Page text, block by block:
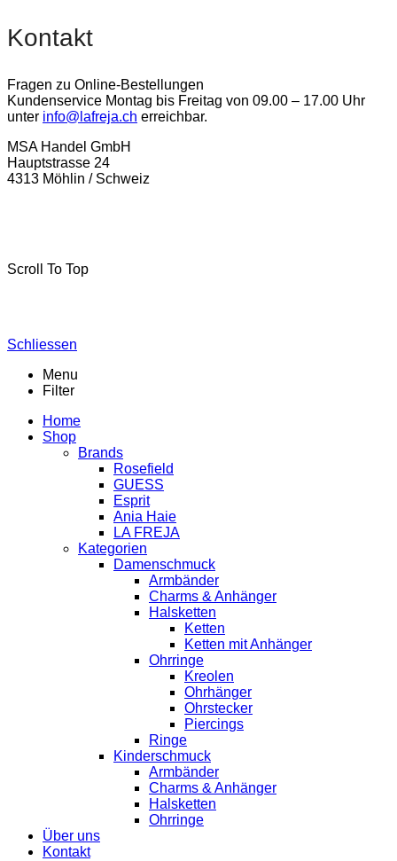
Kontakt
Fragen zu Online-Bestellungen
Kundenservice Montag bis Freitag von 09.00 – 17.00 Uhr
unter info@lafreja.ch erreichbar.
MSA Handel GmbH
Hauptstrasse 24
4313 Möhlin / Schweiz
Scroll To Top
Schliessen
Menu
Filter
Home
Shop
Brands
Rosefield
GUESS
Esprit
Ania Haie
LA FREJA
Kategorien
Damenschmuck
Armbänder
Charms & Anhänger
Halsketten
Ketten
Ketten mit Anhänger
Ohrringe
Kreolen
Ohrhänger
Ohrstecker
Piercings
Ringe
Kinderschmuck
Armbänder
Charms & Anhänger
Halsketten
Ohrringe
Über uns
Kontakt